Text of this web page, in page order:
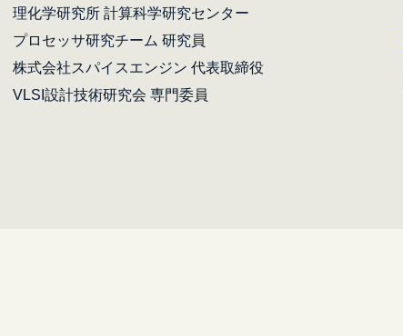
理化学研究所 計算科学研究センター
プロセッサ研究チーム 研究員
株式会社スパイスエンジン 代表取締役
VLSI設計技術研究会 専門委員